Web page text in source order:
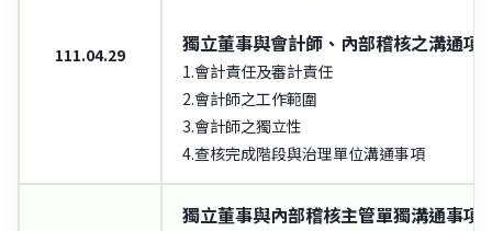
111.04.29 獨立董事與會計師、內部稽核之溝通項
1.會計責任及審計責任
2.會計師之工作範圍
3.會計師之獨立性
4.查核完成階段與治理單位溝通事項
獨立董事與內部稽核主管單獨溝通事項